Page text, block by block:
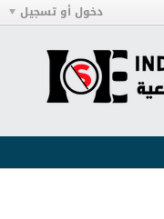
دخول أو تسجيل